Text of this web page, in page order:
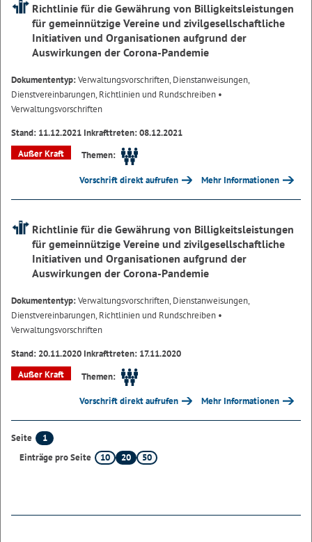
Richtlinie für die Gewährung von Billigkeitsleistungen
für gemeinnützige Vereine und zivilgesellschaftliche
Initiativen und Organisationen aufgrund der
Auswirkungen der Corona-Pandemie
Dokumententyp:Verwaltungsvorschriften, Dienstanweisungen,
Dienstvereinbarungen, Richtlinien und Rundschreiben •
Verwaltungsvorschriften
Stand: 11.12.2021 Inkrafttreten: 08.12.2021
Außer Kraft
Themen:
Vorschrift direkt aufrufen Mehr Informationen
Richtlinie für die Gewährung von Billigkeitsleistungen
für gemeinnützige Vereine und zivilgesellschaftliche
Initiativen und Organisationen aufgrund der
Auswirkungen der Corona-Pandemie
Dokumententyp:Verwaltungsvorschriften, Dienstanweisungen,
Dienstvereinbarungen, Richtlinien und Rundschreiben •
Verwaltungsvorschriften
Stand: 20.11.2020 Inkrafttreten: 17.11.2020
Außer Kraft
Themen:
Vorschrift direkt aufrufen Mehr Informationen
Seite
1
Einträge pro Seite
10 20 50